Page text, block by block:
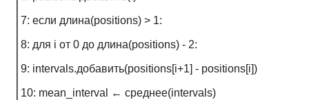
7: если длина(positions) > 1:
8: для i от 0 до длина(positions) - 2:
9: intervals.добавить(positions[i+1] - positions[i])
10: mean_interval ← среднее(intervals)